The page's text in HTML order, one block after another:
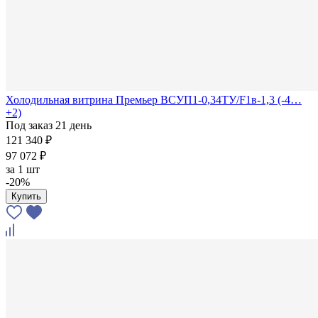
Холодильная витрина Премьер ВСУП1-0,34ТУ/F1в-1,3 (-4…
+2)
Под заказ 21 день
121 340 ₽
97 072 ₽
за 1 шт
-20%
Купить